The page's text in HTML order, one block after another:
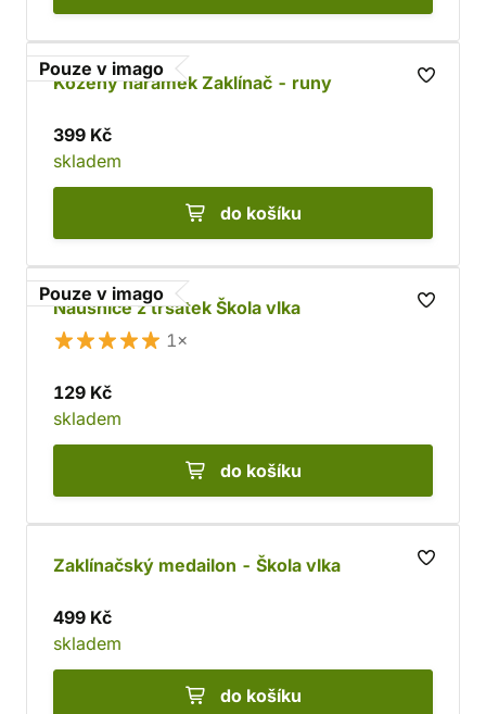
Pouze v imago
Kožený náramek Zaklínač - runy
399 Kč
skladem
do košíku
Pouze v imago
Náušnice z trsátek Škola vlka
1×
129 Kč
skladem
do košíku
Zaklínačský medailon - Škola vlka
499 Kč
skladem
do košíku